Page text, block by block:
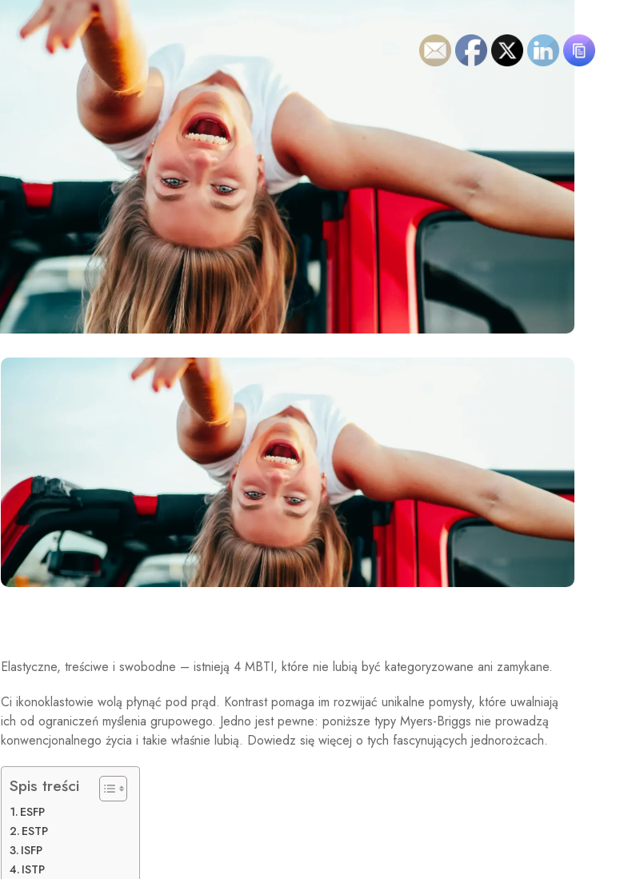
Elastyczne, treściwe i swobodne – istnieją 4 MBTI, które nie lubią być kategoryzowane ani zamykane.
Ci ikonoklastowie wolą płynąć pod prąd. Kontrast pomaga im rozwijać unikalne pomysły, które uwalniają
ich od ograniczeń myślenia grupowego. Jedno jest pewne: poniższe typy Myers-Briggs nie prowadzą
konwencjonalnego życia i takie właśnie lubią. Dowiedz się więcej o tych fascynujących jednorożcach.
Spis treści
ESFP
ESTP
ISFP
ISTP